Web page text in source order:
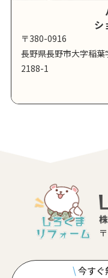
シ
〒380-0916
長野県長野市大字稲葉
2188-1
\今すぐ